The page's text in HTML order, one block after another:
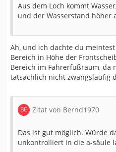
Aus dem Loch kommt
und der Wasserstand höher
Ah, und ich dachte du
Bereich in Höhe der
Bereich im Fahrerfußraum, da
tatsächlich nicht zwangsläufig
Zitat von Bernd1970
Das ist gut möglich. Würde
unkontrolliert in die a-säule